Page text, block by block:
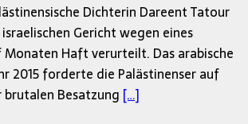
Dichterin Dareent Tatour
Gericht wegen eines
Haft verurteilt. Das arabische
2015 forderte die Palästinenser auf
Besatzung […]